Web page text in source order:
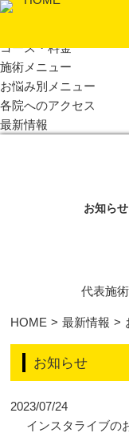
HOME
コース・料金
施術メニュー
お悩み別メニュー
各院へのアクセス
最新情報
お知ら
代表施
HOME > 最新情報 >
お知らせ
2023/07/24
インスタライブの